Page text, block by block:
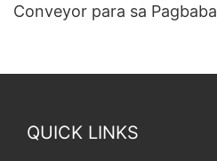
Conveyor para sa Pagbaba
QUICK LINKS